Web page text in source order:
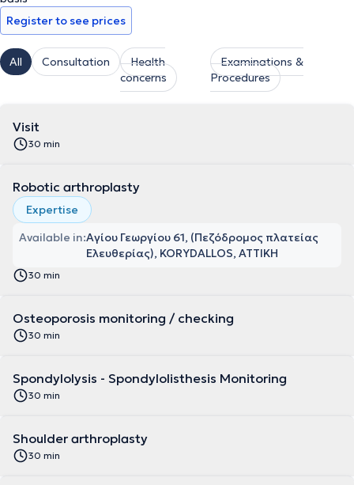
Register to see prices
All Consultation
Health
concerns
Examinations &
Procedures
Visit
30 min
Robotic arthroplasty
Expertise
Available in:Αγίου Γεωργίου 61, (Πεζόδρομος πλατείας
Ελευθερίας), KORYDALLOS, ΑΤΤΙΚΗ
30 min
Osteoporosis monitoring / checking
30 min
Spondylolysis - Spondylolisthesis Monitoring
30 min
Shoulder arthroplasty
30 min